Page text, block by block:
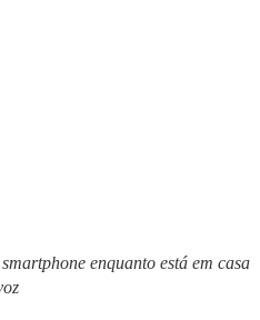
enquanto está em casa